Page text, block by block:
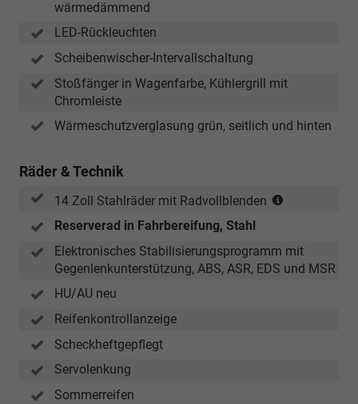
wärmedämmend
LED-Rückleuchten
Scheibenwischer-Intervallschaltung
Stoßfänger in Wagenfarbe, Kühlergrill mit
Chromleiste
Wärmeschutzverglasung grün, seitlich und hinten
Räder & Technik
14 Zoll Stahlräder mit Radvollblenden
Reserverad in Fahrbereifung, Stahl
Elektronisches Stabilisierungsprogramm mit
Gegenlenkunterstützung, ABS, ASR, EDS und MSR
HU/AU neu
Reifenkontrollanzeige
Scheckheftgepflegt
Servolenkung
Sommerreifen